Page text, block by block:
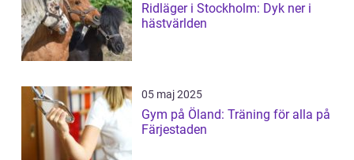
Ridläger i Stockholm: Dyk ner i
hästvärlden
05 maj 2025
Gym på Öland: Träning för alla på
Färjestaden